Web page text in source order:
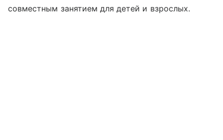
совместным занятием для детей и взрослых.